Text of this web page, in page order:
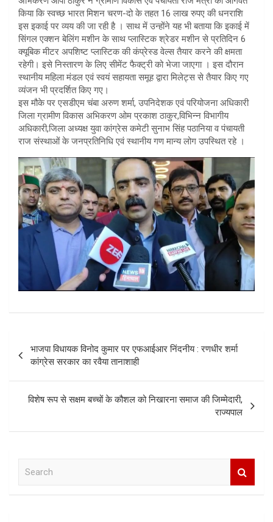
किया कि स्वच्छ भारत मिशन चरण-दो के तहत 16 लाख रुपए की धनराशि
इस इकाई पर व्यय की जा रही है । साथ में उन्होंने यह भी बताया कि इकाई में
सिंगल एक्शन बेलिंग मशीन के साथ प्लास्टिक श्रेडर मशीन से प्रतिदिन 6
क्यूबिक मीटर अपशिष्ट प्लास्टिक की कंप्रेस्ड वेल्स तैयार करने की क्षमता
रहेगी। इसे निस्तारण के लिए सीमेंट फैक्ट्री को भेजा जाएगा । इस दौरान
स्थानीय महिला मंडल एवं स्वयं सहायता समूह द्वारा मिलेट्स से तैयार किए गए
व्यंजन भी प्रदर्शित किए गए।
इस मौके पर एसडीएम चंबा अरुण शर्मा, उपनिदेशक एवं परियोजना अधिकारी
जिला ग्रामीण विकास अभिकरण ओम प्रकाश ठाकुर,विभिन्न विभागीय
अधिकारी,जिला अध्यक्ष युवा कांग्रेस कमेटी सुनाभ सिंह पठानिया व पंचायती
राज संस्थाओं के जनप्रतिनिधि एवं स्थानीय गण मान्य लोग उपस्थित रहे ।
navigation
भाजपा विधायक विनोद कुमार पर एफआईआर निंदनीय : रणधीर शर्मा
कांग्रेस सरकार का रवैया तानाशाही
विशेष रूप से सक्षम बच्चों के कौशल को निखारना समाज की जिम्मेदारी,
राज्यपाल